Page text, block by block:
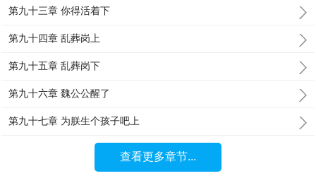
第九十三章 你得活着下
第九十四章 乱葬岗上
第九十五章 乱葬岗下
第九十六章 魏公公醒了
第九十七章 为朕生个孩子吧上
查看更多章节...